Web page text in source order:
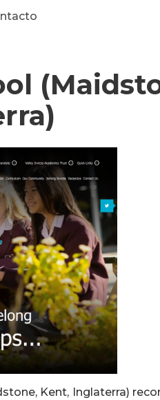
Kent, Inglaterra)